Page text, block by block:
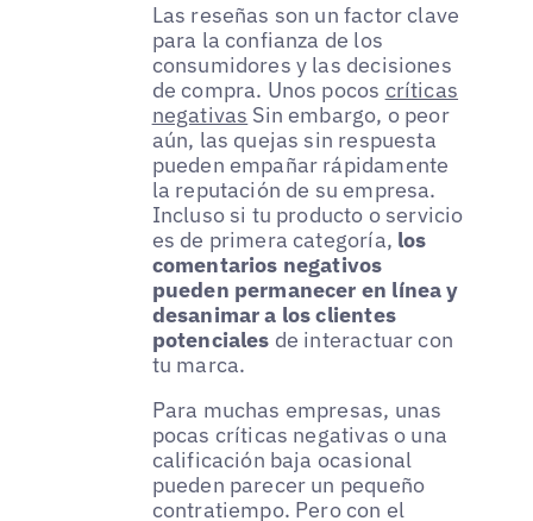
Las reseñas son un factor clave
para la confianza de los
consumidores y las decisiones
de compra. Unos pocos críticas
negativas Sin embargo, o peor
aún, las quejas sin respuesta
pueden empañar rápidamente
la reputación de su empresa.
Incluso si tu producto o servicio
es de primera categoría, los
comentarios negativos
pueden permanecer en línea y
desanimar a los clientes
potenciales de interactuar con
tu marca.
Para muchas empresas, unas
pocas críticas negativas o una
calificación baja ocasional
pueden parecer un pequeño
contratiempo. Pero con el